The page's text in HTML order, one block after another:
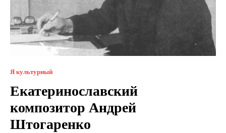
Я культурный
Екатеринославский
композитор Андрей
Штогаренко